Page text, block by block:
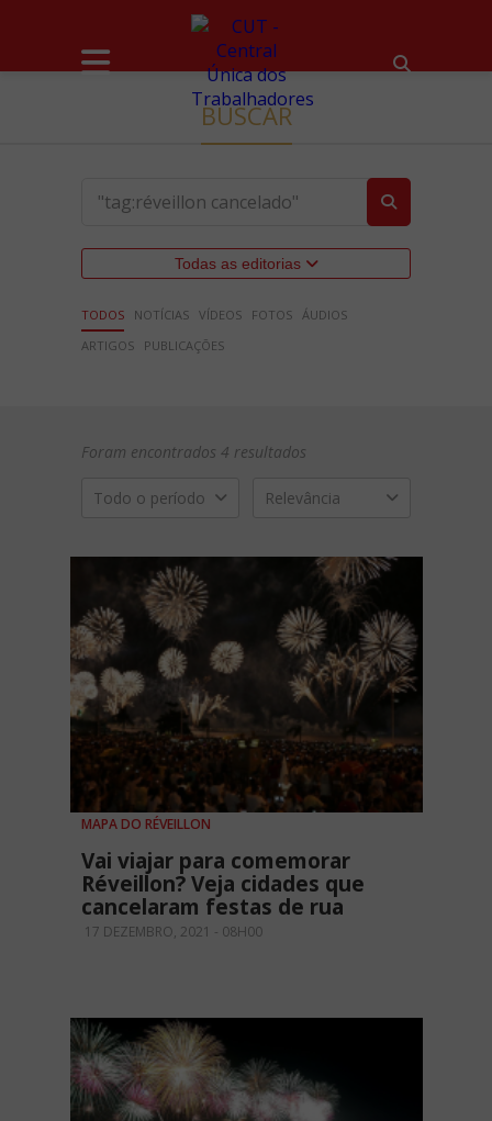
BUSCAR
Todas as editorias
TODOS NOTÍCIAS VÍDEOS FOTOS ÁUDIOS
ARTIGOS
PUBLICAÇÕES
Foram encontrados 4 resultados
Todo o período Relevância
MAPA DO RÉVEILLON
Vai viajar para comemorar
Réveillon? Veja cidades que
cancelaram festas de rua
17 DEZEMBRO, 2021 - 08H00